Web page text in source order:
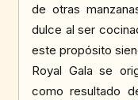
de otras
dulce al ser
este propósito
Royal Gala se
como resultado